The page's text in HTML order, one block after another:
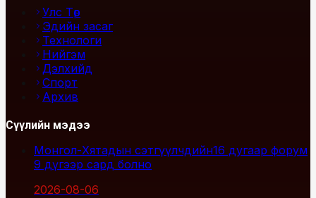
Улс Төр
Эдийн засаг
Технологи
Нийгэм
Дэлхийд
Спорт
Архив
Сүүлийн мэдээ
Монгол-Хятадын сэтгүүлчдийн16 дугаар форум
9 дүгээр сард болно
2026-08-06